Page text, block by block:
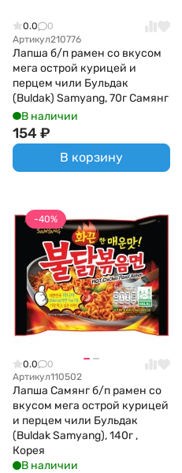
0.0
0
Артикул210776
Лапша б/п рамен со вкусом
мега острой курицей и
перцем чили Бульдак
(Buldak) Samyang, 70г Самянг
В наличии
154₽
В корзину
-40%
0.0
0
Артикул110502
Лапша Самянг б/п рамен со
вкусом мега острой курицей
и перцем чили Бульдак
(Buldak Samyang), 140г ,
Корея
В наличии